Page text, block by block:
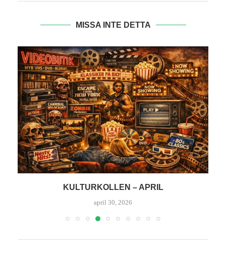
MISSA INTE DETTA
KULTURKOLLEN – APRIL
april 30, 2026